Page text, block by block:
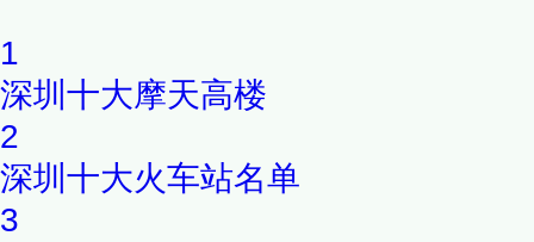
1
深圳十大摩天高楼
2
深圳十大火车站名单
3